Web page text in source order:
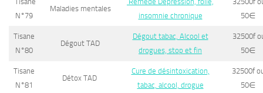
N°79
Maladies mentales
insomnie chronique
50∈
Tisane
N°80
Dégout TAD
Dégout tabac, Alcool et
drogues, stop et fin
32500f
50∈
Tisane
N°81
Détox TAD
Cure de désintoxication,
tabac, alcool, drogue
32500f
50∈